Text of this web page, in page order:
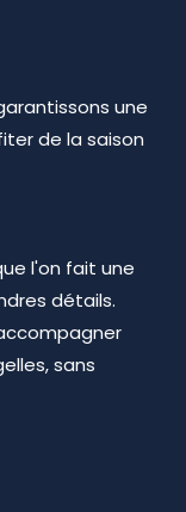
une
de la saison
l'on fait une
détails.
sans